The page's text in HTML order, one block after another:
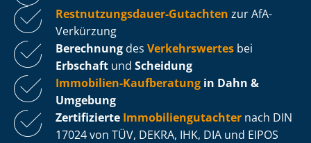
Rest­nut­zungs­dau­er-Gutachten zur AfA-
Verkürzung
Berechnung des Verkehrswertes bei
Erbschaft und Scheidung
Immobilien-Kaufberatung in Dahn &
Umgebung
Zertifizierte Im­mo­bi­li­en­gut­ach­ter nach DIN
17024 von TÜV, DEKRA, IHK, DIA und EIPOS